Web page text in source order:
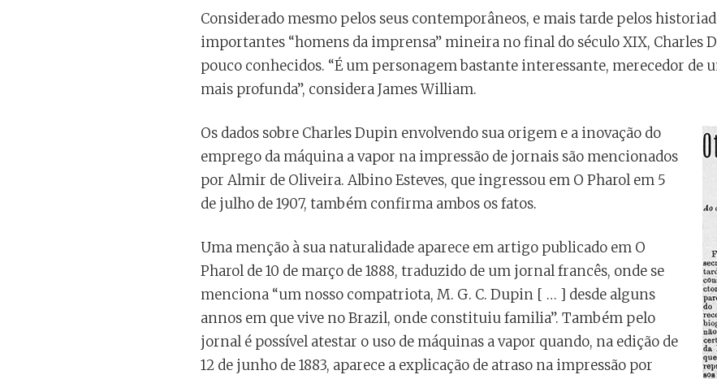
Considerado mesmo pelos seus contemporâneos, e mais tarde pelos
importantes “homens da imprensa” mineira no final do século XIX, Charles
pouco conhecidos. “É um personagem bastante interessante, merecedor de
mais profunda”, considera James William.
Os dados sobre Charles Dupin envolvendo sua origem e a inovação do
emprego da máquina a vapor na impressão de jornais são mencionados
por Almir de Oliveira. Albino Esteves, que ingressou em O Pharol em 5
de julho de 1907, também confirma ambos os fatos.
Uma menção à sua naturalidade aparece em artigo publicado em O
Pharol de 10 de março de 1888, traduzido de um jornal francês, onde se
menciona “um nosso compatriota, M. G. C. Dupin [ … ] desde alguns
annos em que vive no Brazil, onde constituiu familia”. Também pelo
jornal é possível atestar o uso de máquinas a vapor quando, na edição de
12 de junho de 1883, aparece a explicação de atraso na impressão por